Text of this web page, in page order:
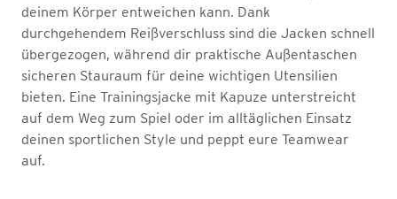
deinem Körper entweichen kann. Dank
durchgehendem Reißverschluss sind die Jacken schnell
übergezogen, während dir praktische Außentaschen
sicheren Stauraum für deine wichtigen Utensilien
bieten. Eine Trainingsjacke mit Kapuze unterstreicht
auf dem Weg zum Spiel oder im alltäglichen Einsatz
deinen sportlichen Style und peppt eure Teamwear
auf.